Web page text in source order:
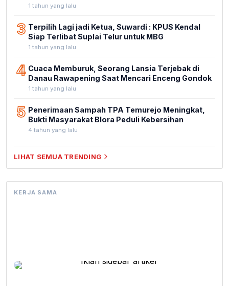
1 tahun yang lalu
3 Terpilih Lagi jadi Ketua, Suwardi : KPUS Kendal
Siap Terlibat Suplai Telur untuk MBG
1 tahun yang lalu
4 Cuaca Memburuk, Seorang Lansia Terjebak di
Danau Rawapening Saat Mencari Enceng Gondok
1 tahun yang lalu
5 Penerimaan Sampah TPA Temurejo Meningkat,
Bukti Masyarakat Blora Peduli Kebersihan
4 tahun yang lalu
LIHAT SEMUA TRENDING
KERJA SAMA